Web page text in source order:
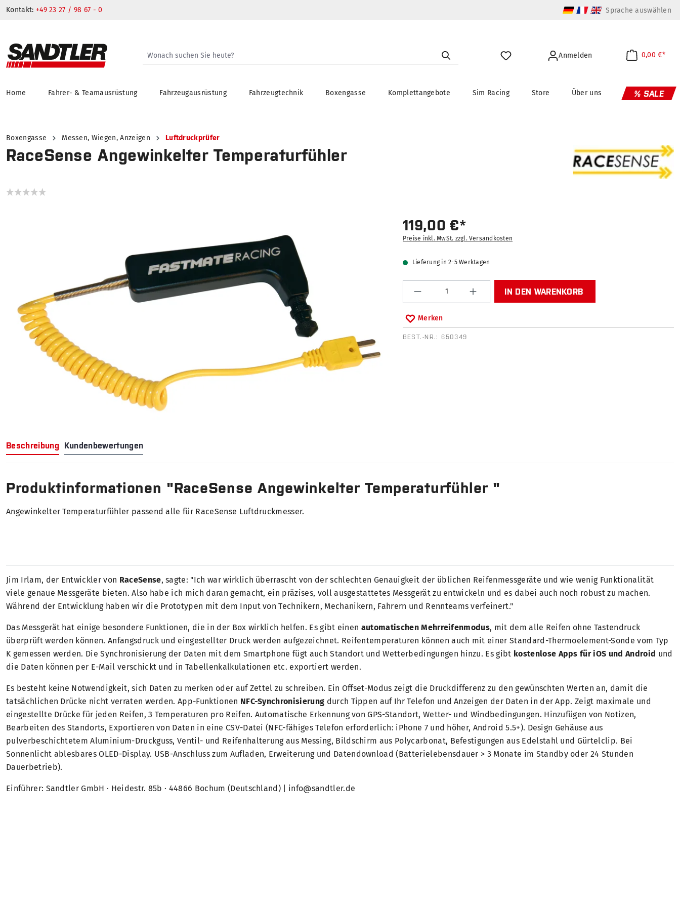
Kontakt: +49 23 27 / 98 67 - 0 Sprache auswählen
Anmelden 0,00 €*
Home Fahrer- & Teamausrüstung Fahrzeugausrüstung Fahrzeugtechnik Boxengasse Komplettangebote Sim Racing Store Über uns % SALE
Boxengasse Messen, Wiegen, Anzeigen Luftdruckprüfer
RaceSense Angewinkelter Temperaturfühler
119,00 €*
Preise inkl. MwSt. zzgl. Versandkosten
Lieferung in 2-5 Werktagen
Produkt Anzahl: Gib den gewünschten Wert ein
IN DEN WARENKORB
Merken
BEST.-NR.: 650349
Beschreibung Kundenbewertungen
Produktinformationen "RaceSense Angewinkelter Temperaturfühler "
Angewinkelter Temperaturfühler passend alle für RaceSense Luftdruckmesser.
Jim Irlam, der Entwickler von RaceSense, sagte: "Ich war wirklich überrascht von der schlechten Genauigkeit der üblichen Reifenmessgeräte und wie wenig Funktionalität
viele genaue Messgeräte bieten. Also habe ich mich daran gemacht, ein präzises, voll ausgestattetes Messgerät zu entwickeln und es dabei auch noch robust zu machen.
Während der Entwicklung haben wir die Prototypen mit dem Input von Technikern, Mechanikern, Fahrern und Rennteams verfeinert."
Das Messgerät hat einige besondere Funktionen, die in der Box wirklich helfen. Es gibt einen automatischen Mehrreifenmodus, mit dem alle Reifen ohne Tastendruck
überprüft werden können. Anfangsdruck und eingestellter Druck werden aufgezeichnet. Reifentemperaturen können auch mit einer Standard-Thermoelement-Sonde vom Typ
K gemessen werden. Die Synchronisierung der Daten mit dem Smartphone fügt auch Standort und Wetterbedingungen hinzu. Es gibt kostenlose Apps für iOS und Android und
die Daten können per E-Mail verschickt und in Tabellenkalkulationen etc. exportiert werden.
Es besteht keine Notwendigkeit, sich Daten zu merken oder auf Zettel zu schreiben. Ein Offset-Modus zeigt die Druckdifferenz zu den gewünschten Werten an, damit die
tatsächlichen Drücke nicht verraten werden. App-Funktionen NFC-Synchronisierung durch Tippen auf Ihr Telefon und Anzeigen der Daten in der App. Zeigt maximale und
eingestellte Drücke für jeden Reifen, 3 Temperaturen pro Reifen. Automatische Erkennung von GPS-Standort, Wetter- und Windbedingungen. Hinzufügen von Notizen,
Bearbeiten des Standorts, Exportieren von Daten in eine CSV-Datei (NFC-fähiges Telefon erforderlich: iPhone 7 und höher, Android 5.5+). Design Gehäuse aus
pulverbeschichtetem Aluminium-Druckguss, Ventil- und Reifenhalterung aus Messing, Bildschirm aus Polycarbonat, Befestigungen aus Edelstahl und Gürtelclip. Bei
Sonnenlicht ablesbares OLED-Display. USB-Anschluss zum Aufladen, Erweiterung und Datendownload (Batterielebensdauer > 3 Monate im Standby oder 24 Stunden
Dauerbetrieb).
Einführer: Sandtler GmbH · Heidestr. 85b · 44866 Bochum (Deutschland) | info@sandtler.de